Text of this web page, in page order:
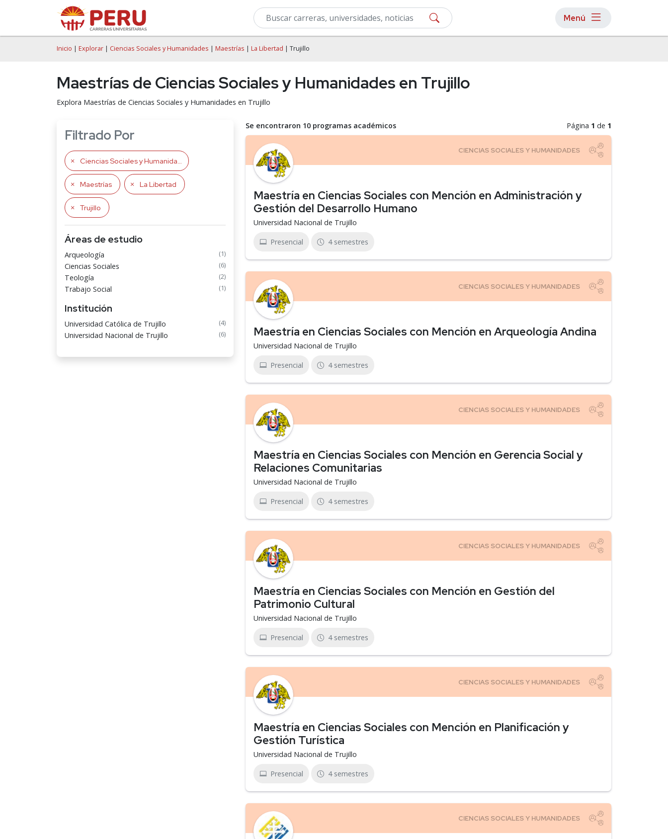
Menú
Inicio | Explorar | Ciencias Sociales y Humanidades | Maestrías | La Libertad | Trujillo
Maestrías de Ciencias Sociales y Humanidades en Trujillo
Explora Maestrías de Ciencias Sociales y Humanidades en Trujillo
Filtrado Por
Ciencias Sociales y Humanidades
Maestrías La Libertad
Trujillo
Áreas de estudio
Arqueología (1)
Ciencias Sociales (6)
Teología (2)
Trabajo Social (1)
Institución
Universidad Católica de Trujillo (4)
Universidad Nacional de Trujillo (6)
Se encontraron 10 programas académicos Página 1 de 1
Maestría en Ciencias Sociales con Mención en Administración y
Gestión del Desarrollo Humano
Universidad Nacional de Trujillo
Presencial 4 semestres
Maestría en Ciencias Sociales con Mención en Arqueología Andina
Universidad Nacional de Trujillo
Presencial 4 semestres
Maestría en Ciencias Sociales con Mención en Gerencia Social y
Relaciones Comunitarias
Universidad Nacional de Trujillo
Presencial 4 semestres
Maestría en Ciencias Sociales con Mención en Gestión del
Patrimonio Cultural
Universidad Nacional de Trujillo
Presencial 4 semestres
Maestría en Ciencias Sociales con Mención en Planificación y
Gestión Turística
Universidad Nacional de Trujillo
Presencial 4 semestres